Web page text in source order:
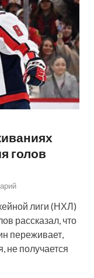
голов
лиги (НХЛ)
рассказал, что
переживает,
не получается